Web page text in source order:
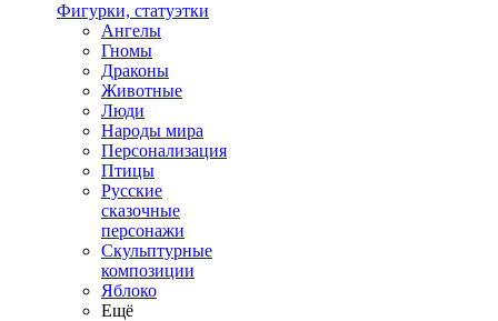
Фигурки, статуэтки
Ангелы
Гномы
Драконы
Животные
Люди
Народы мира
Персонализация
Птицы
Русские
сказочные
персонажи
Скульптурные
композиции
Яблоко
Ещё